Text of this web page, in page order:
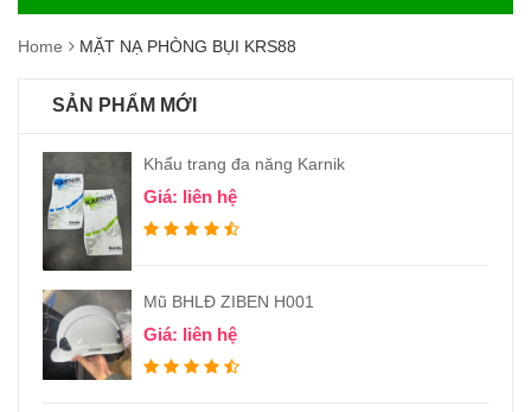
Home MẶT NẠ PHÒNG BỤI KRS88
SẢN PHẨM MỚI
Khẩu trang đa năng Karnik
Giá: liên hệ
Mũ BHLĐ ZIBEN H001
Giá: liên hệ